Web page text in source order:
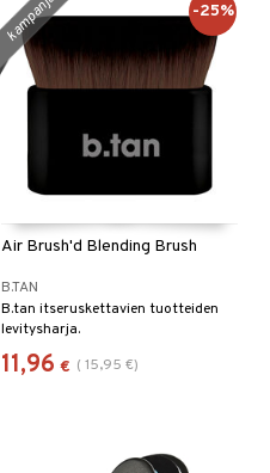
Air Brush'd Blending Brush
B.TAN
B.tan itseruskettavien tuotteiden
levitysharja.
11,96 € ( 15,95 €)
kampanja -25%